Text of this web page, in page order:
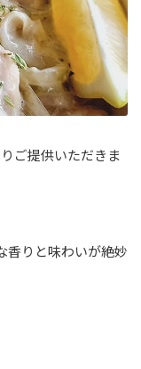
ご提供いただきま
香りと味わいが絶妙